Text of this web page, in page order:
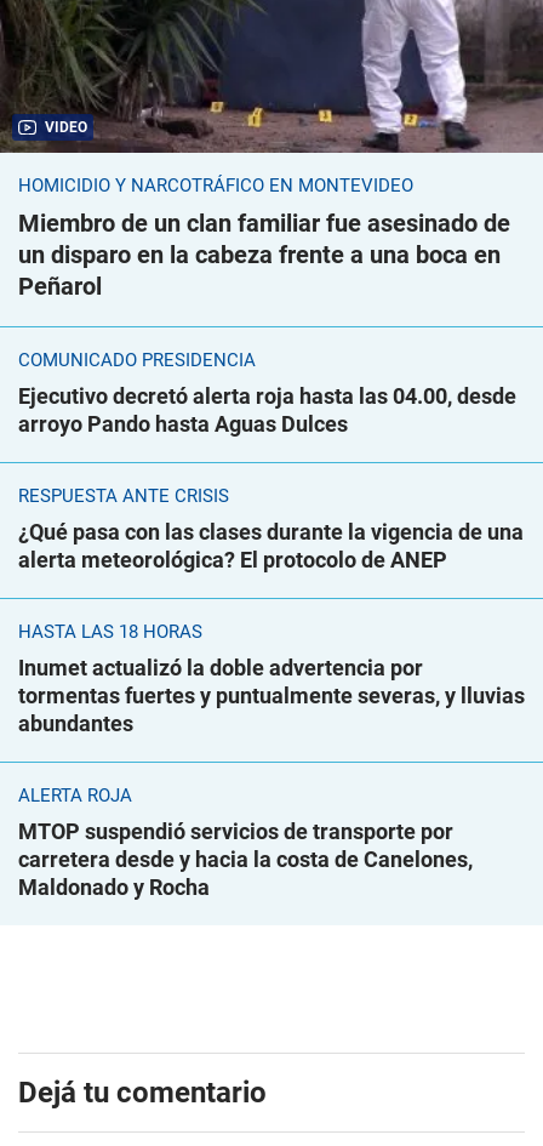
VIDEO
HOMICIDIO Y NARCOTRÁFICO EN MONTEVIDEO
Miembro de un clan familiar fue asesinado de
un disparo en la cabeza frente a una boca en
Peñarol
COMUNICADO PRESIDENCIA
Ejecutivo decretó alerta roja hasta las 04.00, desde
arroyo Pando hasta Aguas Dulces
RESPUESTA ANTE CRISIS
¿Qué pasa con las clases durante la vigencia de una
alerta meteorológica? El protocolo de ANEP
HASTA LAS 18 HORAS
Inumet actualizó la doble advertencia por
tormentas fuertes y puntualmente severas, y lluvias
abundantes
ALERTA ROJA
MTOP suspendió servicios de transporte por
carretera desde y hacia la costa de Canelones,
Maldonado y Rocha
Dejá tu comentario